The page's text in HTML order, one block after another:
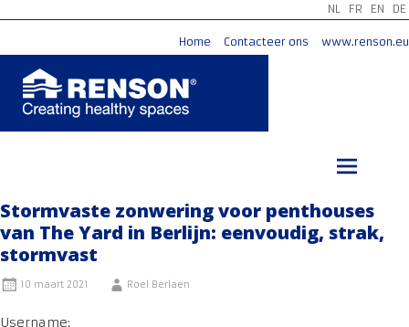
NL FR EN DE
Home Contacteer ons www.renson.eu
Stormvaste zonwering voor penthouses
van The Yard in Berlijn: eenvoudig, strak,
stormvast
10 maart 2021 Roel Berlaen
Username: